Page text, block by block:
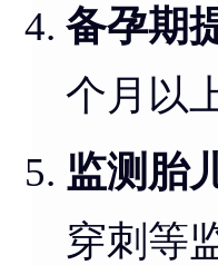
备孕期
个月以
监测胎
穿刺等